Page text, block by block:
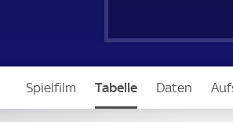
Spielfilm Tabelle Daten